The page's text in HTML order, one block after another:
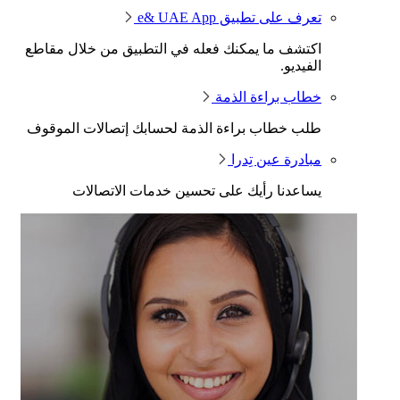
تعرف على تطبيق e& UAE App
اكتشف ما يمكنك فعله في التطبيق من خلال مقاطع
خطاب براءة الذمة
طلب خطاب براءة الذمة لحسابك إتصالات الموقوف
مبادرة عين تِدرا
يساعدنا رأيك على تحسين خدمات الاتصالات